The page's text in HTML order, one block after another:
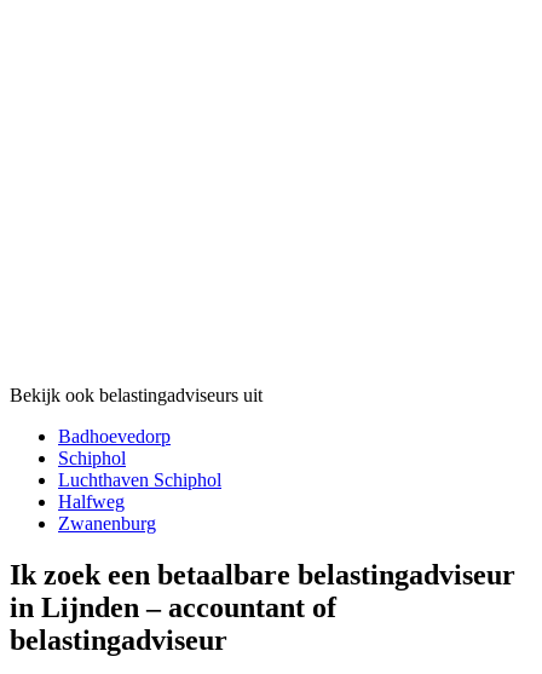
Bekijk ook belastingadviseurs uit
Badhoevedorp
Schiphol
Luchthaven Schiphol
Halfweg
Zwanenburg
Ik zoek een betaalbare belastingadviseur
in Lijnden – accountant of
belastingadviseur